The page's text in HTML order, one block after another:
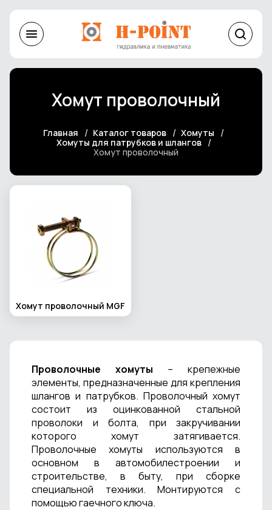
Хомут проволочный
Главная Каталог товаров
Хомуты
Хомуты для патрубков и шлангов
Хомут проволочный
Хомут проволочный MGF
Проволочные хомуты – крепежные
элементы, предназначенные для крепления
шлангов и патрубков. Проволочный хомут
состоит из оцинкованной стальной
проволоки и болта, при закручивании
которого хомут затягивается.
Проволочные хомуты используются в
основном в автомобилестроении и
строительстве, в быту, при сборке
специальной техники. Монтируются с
помощью гаечного ключа.